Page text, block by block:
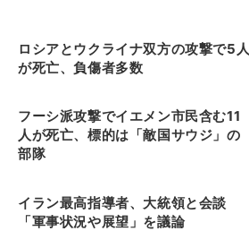
ロシアとウクライナ双方の攻撃で5人
が死亡、負傷者多数
フーシ派攻撃でイエメン市民含む11
人が死亡、標的は「敵国サウジ」の
部隊
イラン最高指導者、大統領と会談
「軍事状況や展望」を議論